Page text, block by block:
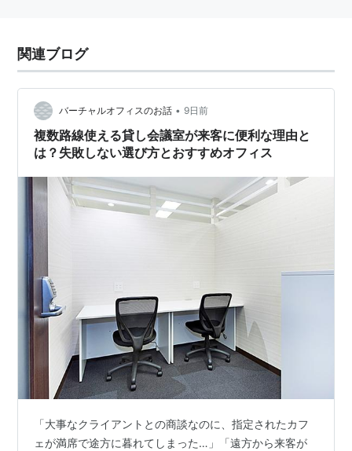
貸し会議室を探すには貸し会議室のポータルサイトが
便利。
貸し会議室のポータルサイトをいくつか紹介する
・会議室ドットコム
http://www.kaigishitu.com/
・マイコム 会議室リサーチ
・貸し会議室センター
http://www.kaigishitu.jp/
参考２＞貸会議室に関する「はてな」
http://www.hatena.ne.jp/1108801336
関連ブログ
バーチャルオフィスのお話 • 9日前
複数路線使える貸し会議室が来客に便利な理由と
は？失敗しない選び方とおすすめオフィス
「大事なクライアントとの商談なのに、指定されたカフ
ェが満席で途方に暮れてしまった…」「遠方から来客が